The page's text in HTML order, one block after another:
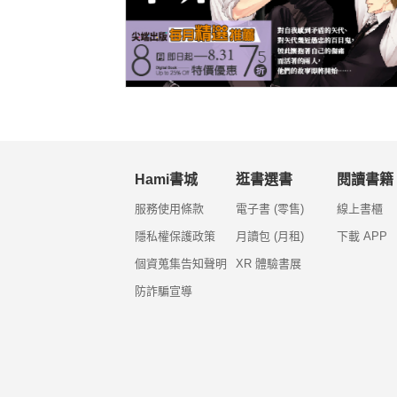
Hami書城
服務使用條款
隱私權保護政策
個資蒐集告知聲明
防詐騙宣導
逛書選書
電子書 (零售)
月讀包 (月租)
XR 體驗書展
閱讀書籍
線上書櫃
下載 APP